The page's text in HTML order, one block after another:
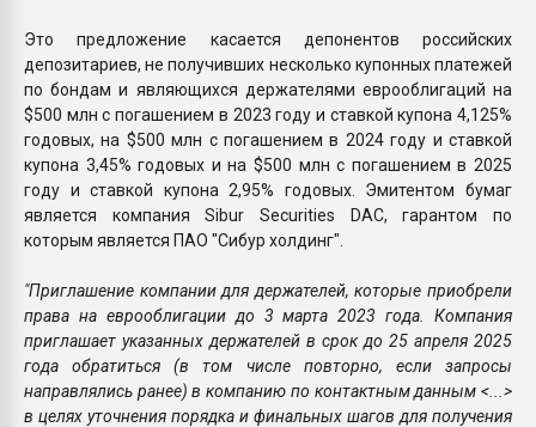
Это предложение касается депонентов российских
депозитариев, не получивших несколько купонных платежей
по бондам и являющихся держателями еврооблигаций на
$500 млн с погашением в 2023 году и ставкой купона 4,125%
годовых, на $500 млн с погашением в 2024 году и ставкой
купона 3,45% годовых и на $500 млн с погашением в 2025
году и ставкой купона 2,95% годовых. Эмитентом бумаг
является компания Sibur Securities DAC, гарантом по
которым является ПАО "Сибур холдинг".
"Приглашение компании для держателей, которые приобрели
права на еврооблигации до 3 марта 2023 года. Компания
приглашает указанных держателей в срок до 25 апреля 2025
года обратиться (в том числе повторно, если запросы
направлялись ранее) в компанию по контактным данным <...>
в целях уточнения порядка и финальных шагов для получения